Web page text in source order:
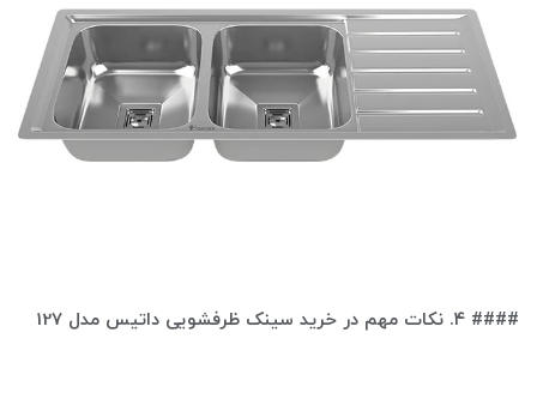
#### ۴. نکات مهم در خرید سینک ظرفشویی داتیس مدل 127